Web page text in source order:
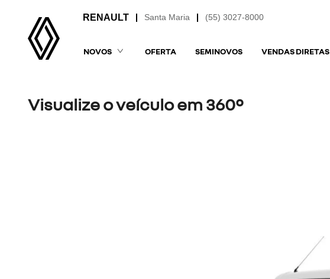
(55) 3027-8000
Santa Maria
NOVOS OFERTA SEMINOVOS VENDAS DIRETAS
Visualize o veículo em 360°